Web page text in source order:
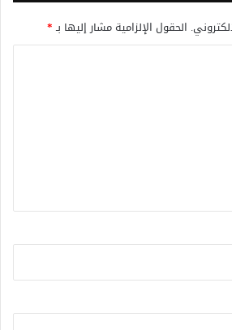
الحقول الإلزامية مشار إليها بـ*